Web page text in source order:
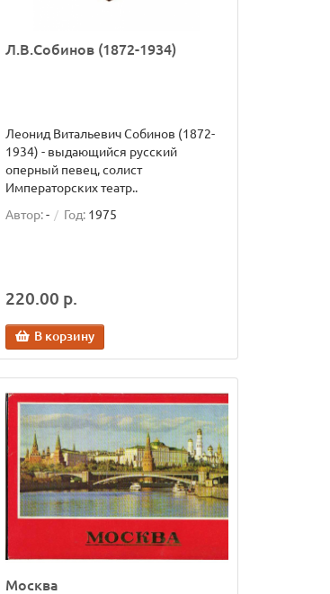
Л.В.Собинов (1872-1934)
Леонид Витальевич Собинов (1872-
1934) - выдающийся русский
оперный певец, солист
Императорских театр..
Автор:- Год: 1975
220.00 р.
В корзину
Москва